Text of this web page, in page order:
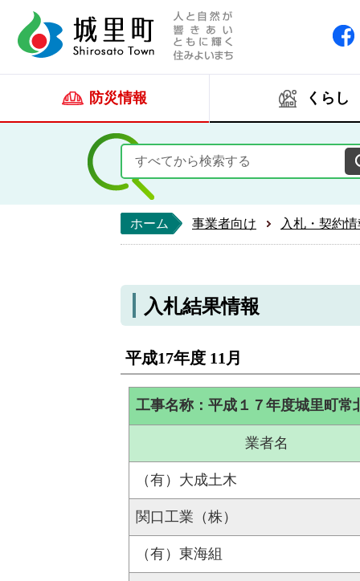
防災情報 くらし
ホーム 事業者向け 入札・契約
入札結果情報
平成17年度 11月
工事名称：平成１７年度城里町
業者名
（有）大成土木
関口工業（株）
（有）東海組